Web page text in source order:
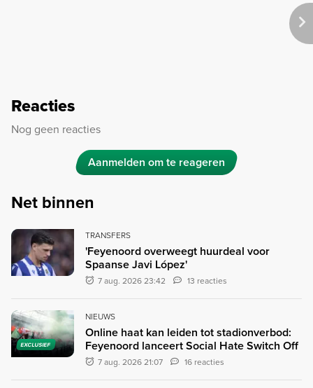
Reacties
Nog geen reacties
Aanmelden om te reageren
Net binnen
TRANSFERS
'Feyenoord overweegt huurdeal voor
Spaanse Javi López'
7 aug. 2026 23:42 13 reacties
EXCLUSIEF
NIEUWS
Online haat kan leiden tot stadionverbod:
Feyenoord lanceert Social Hate Switch Off
7 aug. 2026 21:07 16 reacties